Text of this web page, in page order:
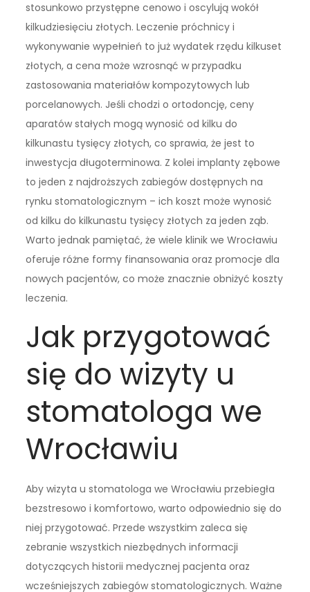
stosunkowo przystępne cenowo i oscylują wokół
kilkudziesięciu złotych. Leczenie próchnicy i
wykonywanie wypełnień to już wydatek rzędu kilkuset
złotych, a cena może wzrosnąć w przypadku
zastosowania materiałów kompozytowych lub
porcelanowych. Jeśli chodzi o ortodoncję, ceny
aparatów stałych mogą wynosić od kilku do
kilkunastu tysięcy złotych, co sprawia, że jest to
inwestycja długoterminowa. Z kolei implanty zębowe
to jeden z najdroższych zabiegów dostępnych na
rynku stomatologicznym – ich koszt może wynosić
od kilku do kilkunastu tysięcy złotych za jeden ząb.
Warto jednak pamiętać, że wiele klinik we Wrocławiu
oferuje różne formy finansowania oraz promocje dla
nowych pacjentów, co może znacznie obniżyć koszty
leczenia.
Jak przygotować
się do wizyty u
stomatologa we
Wrocławiu
Aby wizyta u stomatologa we Wrocławiu przebiegła
bezstresowo i komfortowo, warto odpowiednio się do
niej przygotować. Przede wszystkim zaleca się
zebranie wszystkich niezbędnych informacji
dotyczących historii medycznej pacjenta oraz
wcześniejszych zabiegów stomatologicznych. Ważne